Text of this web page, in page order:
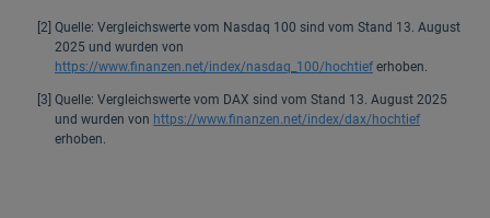
[2] Quelle: Vergleichswerte vom Nasdaq 100 sind vom Stand 13. August
2025 und wurden von
https://www.finanzen.net/index/nasdaq_100/hochtief erhoben.
[3] Quelle: Vergleichswerte vom DAX sind vom Stand 13. August 2025
und wurden von https://www.finanzen.net/index/dax/hochtief
erhoben.